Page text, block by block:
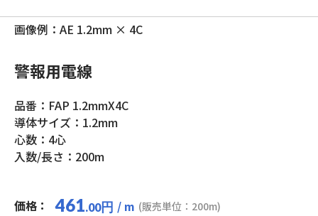
画像例：AE 1.2mm × 4C
警報用電線
品番：FAP 1.2mmX4C
導体サイズ：1.2mm
心数：4心
入数/長さ：200m
価格： 461.00円 / m (販売単位：200m)